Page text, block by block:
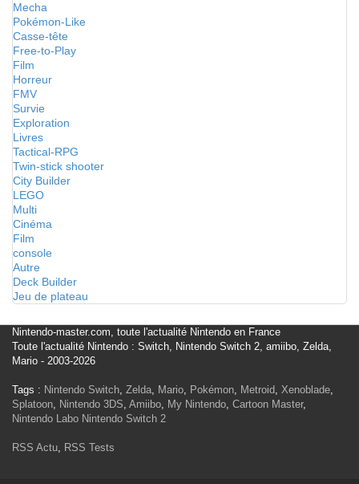
Mecha
Pokémon-Like
Casse-tête
Free-to-Play
Film
Horreur
FMV
Survie
Exploration
Livres
Tactical-RPG
Twin-stick shooter
City Builder
LEGO
Multi
Cinéma
Film
console
Autre
Deck Builder
Jeu de plateau
Nintendo-master.com, toute l'actualité Nintendo en France
Toute l'actualité Nintendo : Switch, Nintendo Switch 2, amiibo, Zelda,
Mario - 2003-2026
Tags : Nintendo Switch, Zelda, Mario, Pokémon, Metroid, Xenoblade,
Splatoon, Nintendo 3DS, Amiibo, My Nintendo, Cartoon Master,
Nintendo Labo Nintendo Switch 2
RSS Actu, RSS Tests